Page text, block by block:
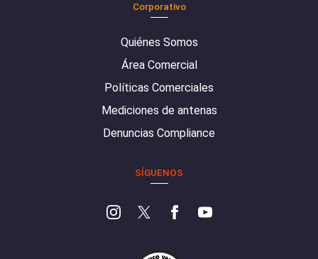
Corporativo
Quiénes Somos
Área Comercial
Políticas Comerciales
Mediciones de antenas
Denuncias Compliance
SÍGUENOS